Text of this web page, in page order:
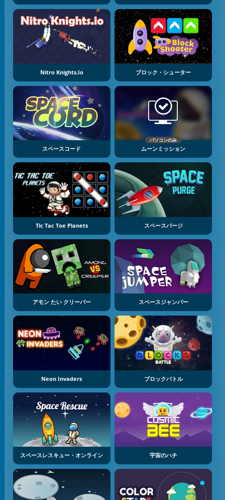
Nitro Knights.Io ブロック・シューター
スペースコード
パソコンのみ
ムーンミッション
Tic Tac Toe Planets スペースパージ
アモン たい クリーパー スペースジャンパー
Neon Invaders ブロックバトル
スペースレスキュー・オンライン 宇宙のハチ